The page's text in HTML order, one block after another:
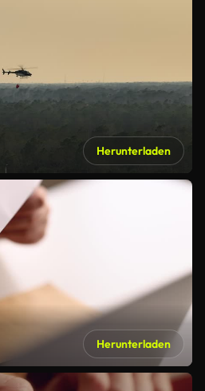
Herunterladen
Herunterladen